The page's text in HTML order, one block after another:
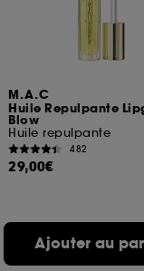
M.A.C
Huile Repulpante
Blow
Huile repulpante
482
29,00€
Ajouter au